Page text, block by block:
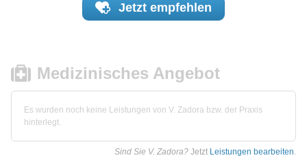
Jetzt empfehlen
Medizinisches Angebot
Es wurden noch keine Leistungen von V. Zadora bzw. der Praxis
hinterlegt.
Sind Sie V. Zadora? Jetzt Leistungen bearbeiten.